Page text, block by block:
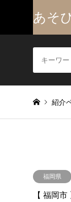
あそ
紹介
福岡県
【 福岡